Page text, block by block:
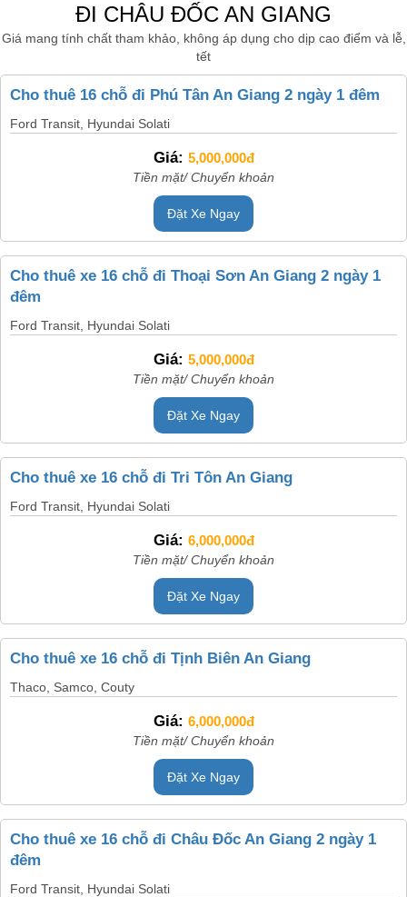
ĐI CHÂU ĐỐC AN GIANG
Giá mang tính chất tham khảo, không áp dụng cho dịp cao điểm và lễ,
tết
Cho thuê 16 chỗ đi Phú Tân An Giang 2 ngày 1 đêm
Ford Transit, Hyundai Solati
Giá: 5,000,000đ
Tiền mặt/ Chuyển khoản
Đặt Xe Ngay
Cho thuê xe 16 chỗ đi Thoại Sơn An Giang 2 ngày 1
đêm
Ford Transit, Hyundai Solati
Giá: 5,000,000đ
Tiền mặt/ Chuyển khoản
Đặt Xe Ngay
Cho thuê xe 16 chỗ đi Tri Tôn An Giang
Ford Transit, Hyundai Solati
Giá: 6,000,000đ
Tiền mặt/ Chuyển khoản
Đặt Xe Ngay
Cho thuê xe 16 chỗ đi Tịnh Biên An Giang
Thaco, Samco, Couty
Giá: 6,000,000đ
Tiền mặt/ Chuyển khoản
Đặt Xe Ngay
Cho thuê xe 16 chỗ đi Châu Đốc An Giang 2 ngày 1
đêm
Ford Transit, Hyundai Solati